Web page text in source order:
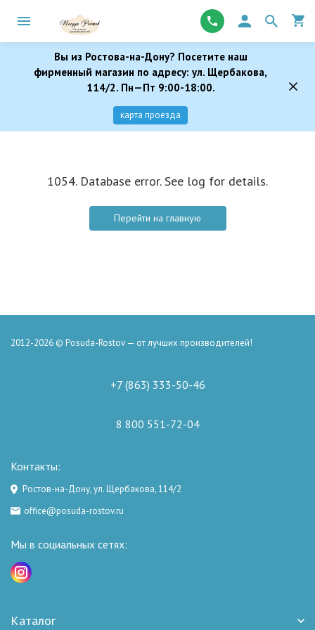
Вы из Ростова-на-Дону? Посетите наш
фирменный магазин по адресу: ул. Щербакова,
114/2. Пн—Пт 9:00-18:00.
карта проезда
1054. Database error. See log for details.
Перейти на главную
2012-2026 © Posuda-Rostov — от лучших производителей!
+7 (863) 333-50-46
8 800 551-72-04
Контакты:
Ростов-на-Дону, ул. Щербакова, 114/2
office@posuda-rostov.ru
Мы в социальных сетях:
Каталог